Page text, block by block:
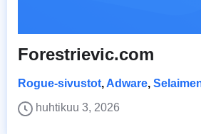
Forestrievic.com
Rogue-sivustot, Adware,
huhtikuu 3, 2026